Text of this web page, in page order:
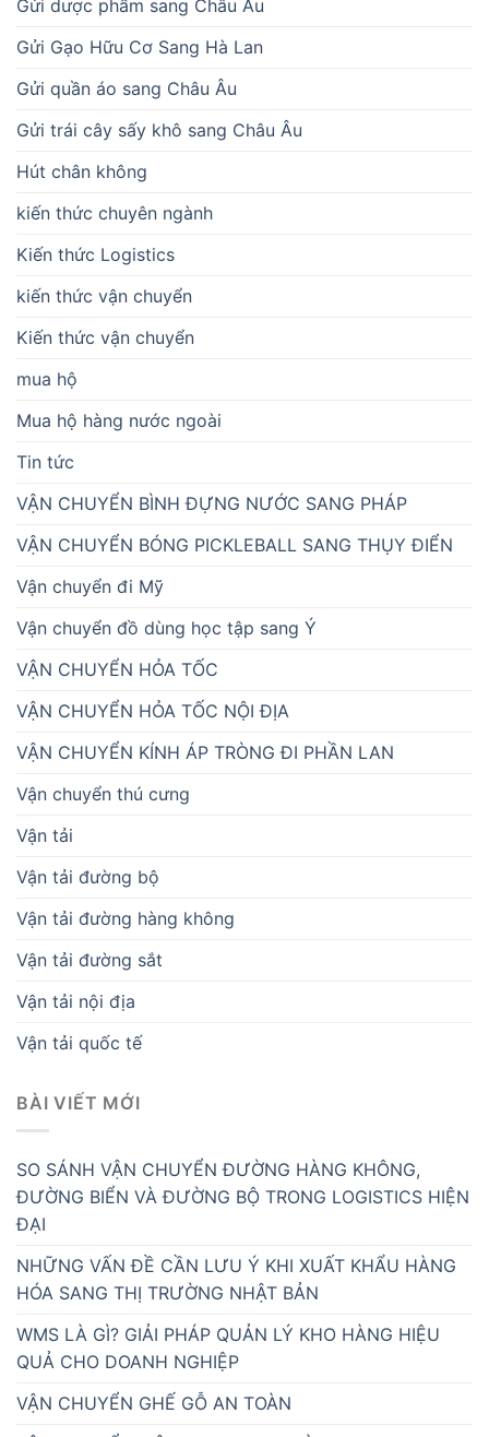
Gửi dược phẩm sang Châu Âu
Gửi Gạo Hữu Cơ Sang Hà Lan
Gửi quần áo sang Châu Âu
Gửi trái cây sấy khô sang Châu Âu
Hút chân không
kiến thức chuyên ngành
Kiến thức Logistics
kiến thức vận chuyển
Kiến thức vận chuyển
mua hộ
Mua hộ hàng nước ngoài
Tin tức
VẬN CHUYỂN BÌNH ĐỰNG NƯỚC SANG PHÁP
VẬN CHUYỂN BÓNG PICKLEBALL SANG THỤY ĐIỂN
Vận chuyển đi Mỹ
Vận chuyển đồ dùng học tập sang Ý
VẬN CHUYỂN HỎA TỐC
VẬN CHUYỂN HỎA TỐC NỘI ĐỊA
VẬN CHUYỂN KÍNH ÁP TRÒNG ĐI PHẦN LAN
Vận chuyển thú cưng
Vận tải
Vận tải đường bộ
Vận tải đường hàng không
Vận tải đường sắt
Vận tải nội địa
Vận tải quốc tế
BÀI VIẾT MỚI
SO SÁNH VẬN CHUYỂN ĐƯỜNG HÀNG KHÔNG,
ĐƯỜNG BIỂN VÀ ĐƯỜNG BỘ TRONG LOGISTICS HIỆN
ĐẠI
NHỮNG VẤN ĐỀ CẦN LƯU Ý KHI XUẤT KHẨU HÀNG
HÓA SANG THỊ TRƯỜNG NHẬT BẢN
WMS LÀ GÌ? GIẢI PHÁP QUẢN LÝ KHO HÀNG HIỆU
QUẢ CHO DOANH NGHIỆP
VẬN CHUYỂN GHẾ GỖ AN TOÀN